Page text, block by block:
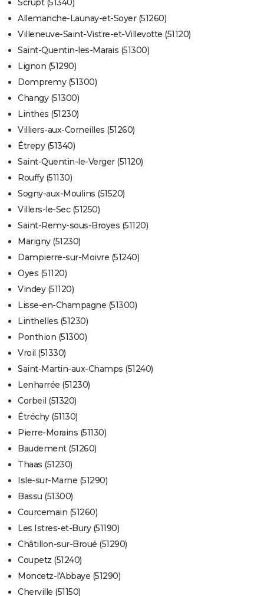
Scrupt (51340)
Allemanche-Launay-et-Soyer (51260)
Villeneuve-Saint-Vistre-et-Villevotte (51120)
Saint-Quentin-les-Marais (51300)
Lignon (51290)
Dompremy (51300)
Changy (51300)
Linthes (51230)
Villiers-aux-Corneilles (51260)
Étrepy (51340)
Saint-Quentin-le-Verger (51120)
Rouffy (51130)
Sogny-aux-Moulins (51520)
Villers-le-Sec (51250)
Saint-Remy-sous-Broyes (51120)
Marigny (51230)
Dampierre-sur-Moivre (51240)
Oyes (51120)
Vindey (51120)
Lisse-en-Champagne (51300)
Linthelles (51230)
Ponthion (51300)
Vroil (51330)
Saint-Martin-aux-Champs (51240)
Lenharrée (51230)
Corbeil (51320)
Étréchy (51130)
Pierre-Morains (51130)
Baudement (51260)
Thaas (51230)
Isle-sur-Marne (51290)
Bassu (51300)
Courcemain (51260)
Les Istres-et-Bury (51190)
Châtillon-sur-Broué (51290)
Coupetz (51240)
Moncetz-l'Abbaye (51290)
Cherville (51150)